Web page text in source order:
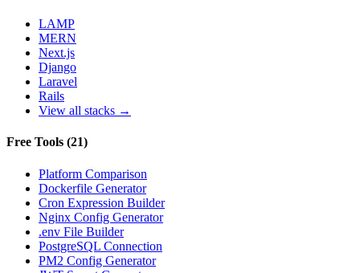
LAMP
MERN
Next.js
Django
Laravel
Rails
View all stacks →
Free Tools (21)
Platform Comparison
Dockerfile Generator
Cron Expression Builder
Nginx Config Generator
.env File Builder
PostgreSQL Connection
PM2 Config Generator